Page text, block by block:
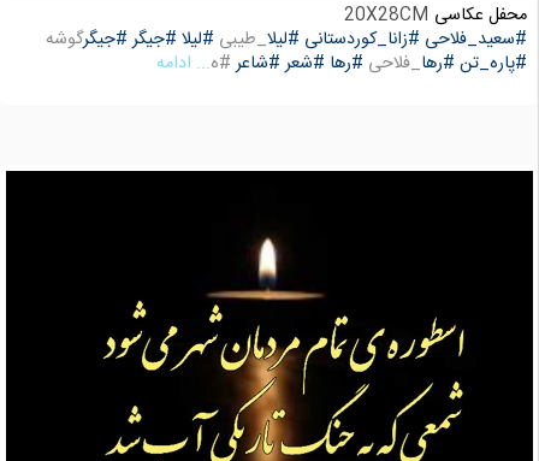
محفل عکاسی 20X28CM
#سعید_فلاحی #زانا_کوردستانی #لیلا_طیبی #لیلا #جیگر #جیگرگوشه
#پاره_تن #رها_فلاحی #رها #شعر #شاعر#ه... ادامه